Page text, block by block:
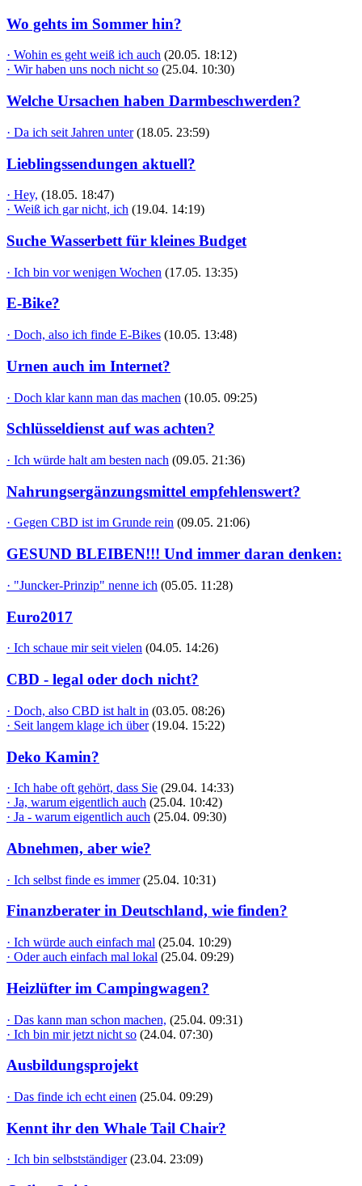
Wo gehts im Sommer hin?
· Wohin es geht weiß ich auch (20.05. 18:12)
· Wir haben uns noch nicht so (25.04. 10:30)
Welche Ursachen haben Darmbeschwerden?
· Da ich seit Jahren unter (18.05. 23:59)
Lieblingssendungen aktuell?
· Hey, (18.05. 18:47)
· Weiß ich gar nicht, ich (19.04. 14:19)
Suche Wasserbett für kleines Budget
· Ich bin vor wenigen Wochen (17.05. 13:35)
E-Bike?
· Doch, also ich finde E-Bikes (10.05. 13:48)
Urnen auch im Internet?
· Doch klar kann man das machen (10.05. 09:25)
Schlüsseldienst auf was achten?
· Ich würde halt am besten nach (09.05. 21:36)
Nahrungsergänzungsmittel empfehlenswert?
· Gegen CBD ist im Grunde rein (09.05. 21:06)
GESUND BLEIBEN!!! Und immer daran denken:
· "Juncker-Prinzip" nenne ich (05.05. 11:28)
Euro2017
· Ich schaue mir seit vielen (04.05. 14:26)
CBD - legal oder doch nicht?
· Doch, also CBD ist halt in (03.05. 08:26)
· Seit langem klage ich über (19.04. 15:22)
Deko Kamin?
· Ich habe oft gehört, dass Sie (29.04. 14:33)
· Ja, warum eigentlich auch (25.04. 10:42)
· Ja - warum eigentlich auch (25.04. 09:30)
Abnehmen, aber wie?
· Ich selbst finde es immer (25.04. 10:31)
Finanzberater in Deutschland, wie finden?
· Ich würde auch einfach mal (25.04. 10:29)
· Oder auch einfach mal lokal (25.04. 09:29)
Heizlüfter im Campingwagen?
· Das kann man schon machen, (25.04. 09:31)
· Ich bin mir jetzt nicht so (24.04. 07:30)
Ausbildungsprojekt
· Das finde ich echt einen (25.04. 09:29)
Kennt ihr den Whale Tail Chair?
· Ich bin selbstständiger (23.04. 23:09)